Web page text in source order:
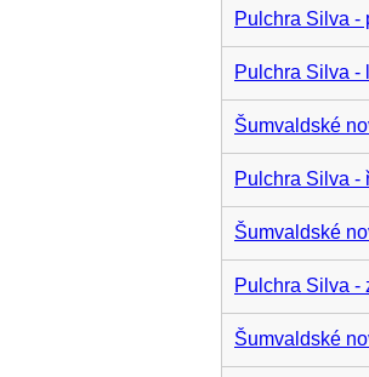
Pulchra Silva -
Pulchra Silva -
Šumvaldské
Pulchra Silva -
Šumvaldské
Pulchra Silva -
Šumvaldské